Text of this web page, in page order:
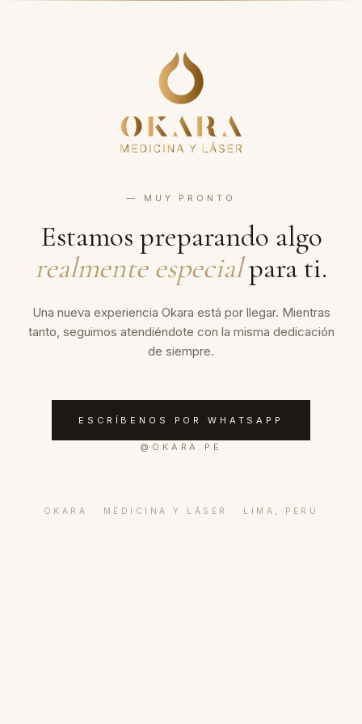
— MUY PRONTO
Estamos preparando algo
realmente especialpara ti.
Una nueva experiencia Okara está por llegar. Mientras
tanto, seguimos atendiéndote con la misma dedicación
de siempre.
ESCRÍBENOS POR WHATSAPP
@ OKARA.PE
OKARA · MEDICINA Y LÁSER · LIMA, PERÚ